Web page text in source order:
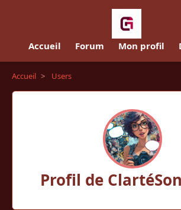
Accueil Forum Mon profil
Accueil > Users
Profil de